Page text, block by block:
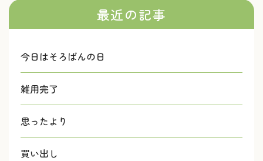
最近の記事
今日はそろばんの日
雑用完了
思ったより
買い出し